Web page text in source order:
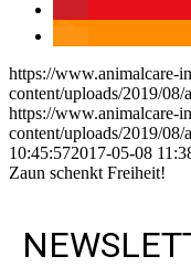
https://www.animalcare-
content/uploads/2019/
https://www.animalcare-
content/uploads/2019/
10:45:572017-05-08
Zaun schenkt Freiheit!